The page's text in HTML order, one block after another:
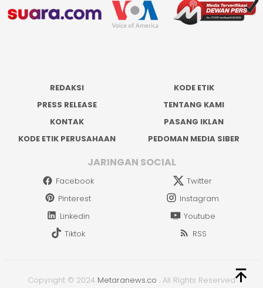
REDAKSI
KODE ETIK
PRESS RELEASE
TENTANG KAMI
KONTAK
PASANG IKLAN
KODE ETIK PERUSAHAAN
PEDOMAN MEDIA SIBER
JARINGAN SOCIAL
Facebook
Twitter
Pinterest
Instagram
Linkedin
Youtube
Tiktok
RSS
Copyright © 2024 Metaranews.co . All Rights Reserved